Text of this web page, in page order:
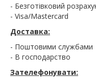
- Безготівковий
- Visa/Mastercard
Доставка:
- Поштовими службами
- В господарство
Зателефонувати: